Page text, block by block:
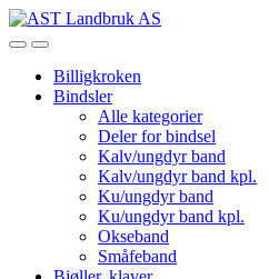
Skip
to
Skip
to
OpenClose
Billigkroken
Bindsler
Alle kategorier
Deler for bindsel
Kalv/ungdyr band
Kalv/ungdyr band kpl.
Ku/ungdyr band
Ku/ungdyr band kpl.
Okseband
Småfeband